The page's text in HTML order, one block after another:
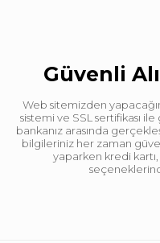
Güvenli
Web sitemizden
sistemi ve SSL sertifikası
bankanız arasında
bilgileriniz her zaman
yaparken kredi